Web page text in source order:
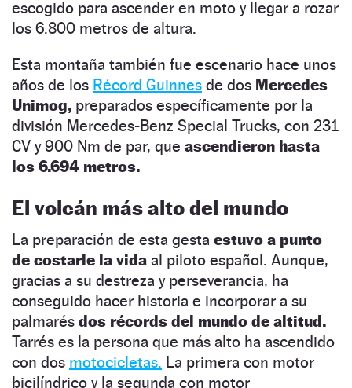
escogido para ascender en moto y llegar a rozar
los 6.800 metros de altura.
Esta montaña también fue escenario hace unos
años de los Récord Guinnes de dos Mercedes
Unimog, preparados específicamente por la
división Mercedes-Benz Special Trucks, con 231
CV y 900 Nm de par, que ascendieron hasta
los 6.694 metros.
El volcán más alto del mundo
La preparación de esta gesta estuvo a punto
de costarle la vida al piloto español. Aunque,
gracias a su destreza y perseverancia, ha
conseguido hacer historia e incorporar a su
palmarés dos récords del mundo de altitud.
Tarrés es la persona que más alto ha ascendido
con dos motocicletas. La primera con motor
bicilíndrico y la segunda con motor